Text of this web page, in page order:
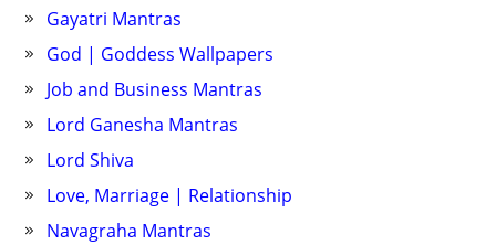
Gayatri Mantras
God | Goddess Wallpapers
Job and Business Mantras
Lord Ganesha Mantras
Lord Shiva
Love, Marriage | Relationship
Navagraha Mantras